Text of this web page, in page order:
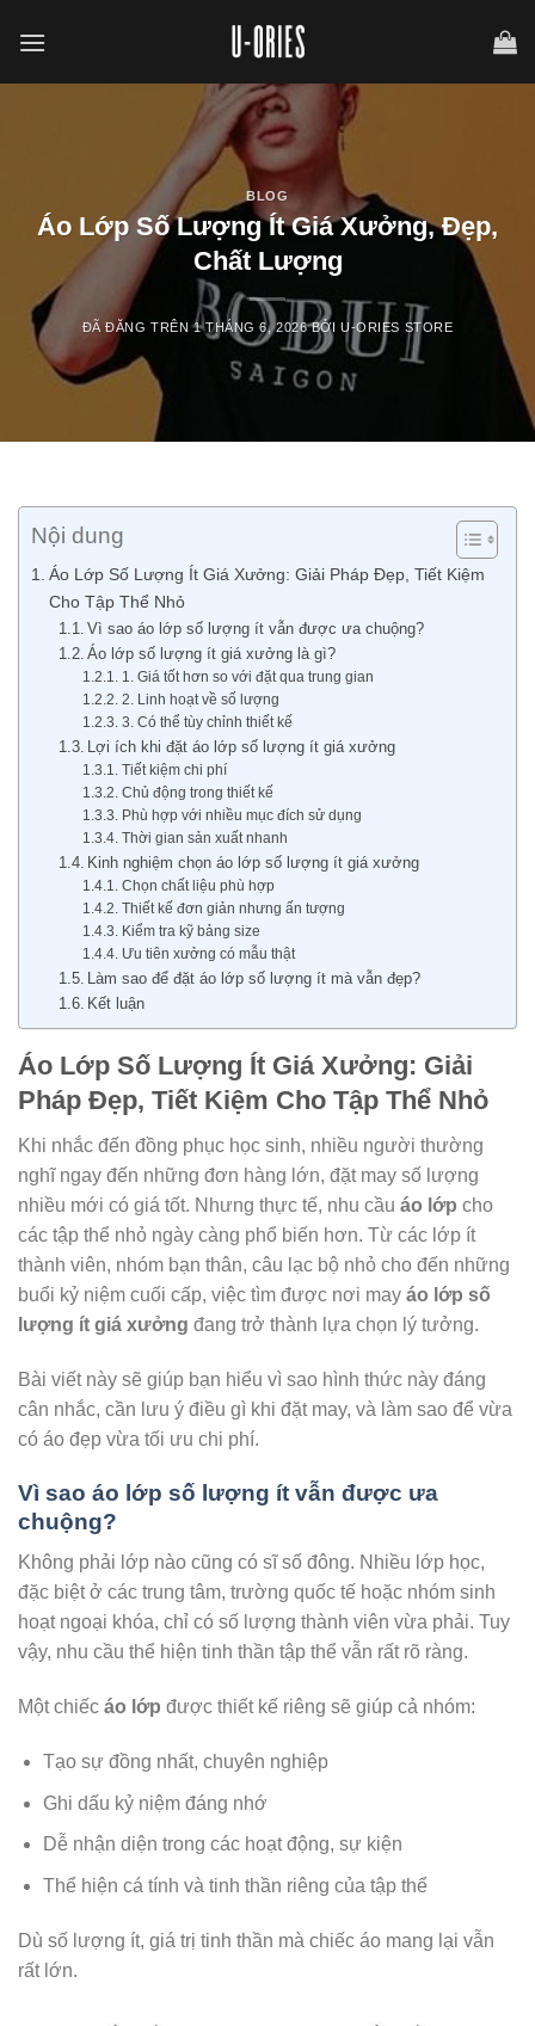
đến
BLOG
Áo Lớp Số Lượng Ít Giá Xưởng, Đẹp,
Chất Lượng
ĐÃ ĐĂNG TRÊN1 THÁNG 6, 2026 BỞIU-ORIES STORE
Nội dung
Áo Lớp Số Lượng Ít Giá Xưởng: Giải Pháp Đẹp, Tiết Kiệm
Cho Tập Thể Nhỏ
Vì sao áo lớp số lượng ít vẫn được ưa chuộng?
Áo lớp số lượng ít giá xưởng là gì?
1. Giá tốt hơn so với đặt qua trung gian
2. Linh hoạt về số lượng
3. Có thể tùy chỉnh thiết kế
Lợi ích khi đặt áo lớp số lượng ít giá xưởng
Tiết kiệm chi phí
Chủ động trong thiết kế
Phù hợp với nhiều mục đích sử dụng
Thời gian sản xuất nhanh
Kinh nghiệm chọn áo lớp số lượng ít giá xưởng
Chọn chất liệu phù hợp
Thiết kế đơn giản nhưng ấn tượng
Kiểm tra kỹ bảng size
Ưu tiên xưởng có mẫu thật
Làm sao để đặt áo lớp số lượng ít mà vẫn đẹp?
Kết luận
Áo Lớp Số Lượng Ít Giá Xưởng: Giải
Pháp Đẹp, Tiết Kiệm Cho Tập Thể Nhỏ
Khi nhắc đến đồng phục học sinh, nhiều người thường
nghĩ ngay đến những đơn hàng lớn, đặt may số lượng
nhiều mới có giá tốt. Nhưng thực tế, nhu cầu áo lớp cho
các tập thể nhỏ ngày càng phổ biến hơn. Từ các lớp ít
thành viên, nhóm bạn thân, câu lạc bộ nhỏ cho đến những
buổi kỷ niệm cuối cấp, việc tìm được nơi may áo lớp số
lượng ít giá xưởng đang trở thành lựa chọn lý tưởng.
Bài viết này sẽ giúp bạn hiểu vì sao hình thức này đáng
cân nhắc, cần lưu ý điều gì khi đặt may, và làm sao để vừa
có áo đẹp vừa tối ưu chi phí.
Vì sao áo lớp số lượng ít vẫn được ưa
chuộng?
Không phải lớp nào cũng có sĩ số đông. Nhiều lớp học,
đặc biệt ở các trung tâm, trường quốc tế hoặc nhóm sinh
hoạt ngoại khóa, chỉ có số lượng thành viên vừa phải. Tuy
vậy, nhu cầu thể hiện tinh thần tập thể vẫn rất rõ ràng.
Một chiếc áo lớp được thiết kế riêng sẽ giúp cả nhóm:
Tạo sự đồng nhất, chuyên nghiệp
Ghi dấu kỷ niệm đáng nhớ
Dễ nhận diện trong các hoạt động, sự kiện
Thể hiện cá tính và tinh thần riêng của tập thể
Dù số lượng ít, giá trị tinh thần mà chiếc áo mang lại vẫn
rất lớn.